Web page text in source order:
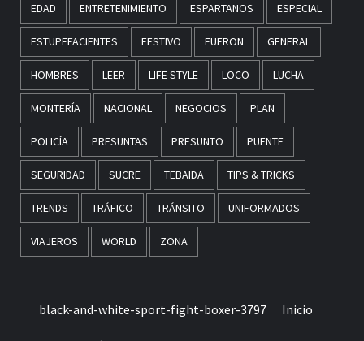
EDAD ENTRETENIMIENTO ESPARTANOS ESPECIAL
ESTUPEFACIENTES FESTIVO FUERON GENERAL
HOMBRES LEER LIFE STYLE LOCO LUCHA
MONTERÍA NACIONAL NEGOCIOS PLAN
POLICÍA PRESUNTAS PRESUNTO PUENTE
SEGURIDAD SUCRE TEBAIDA TIPS & TRICKS
TRENDS TRÁFICO TRÁNSITO UNIFORMADOS
VIAJEROS WORLD ZONA
black-and-white-sport-fight-boxer-3797 Inicio